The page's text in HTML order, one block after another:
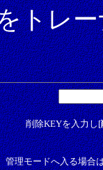
トレ
削除KEYを入力し[
管理モードへ入る場合